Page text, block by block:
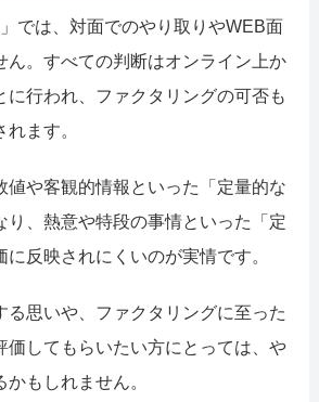
では、対面でのやり取りやWEB面
ん。すべての判断はオンライン上か
に行われ、ファクタリングの可否も
ます。
値や客観的情報といった「定量的な
り、熱意や特段の事情といった「定
反映されにくいのが実情です。
る思いや、ファクタリングに至った
価してもらいたい方にとっては、や
もしれません。